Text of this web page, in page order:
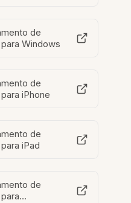
de
Windows
de
iPhone
de
iPad
de